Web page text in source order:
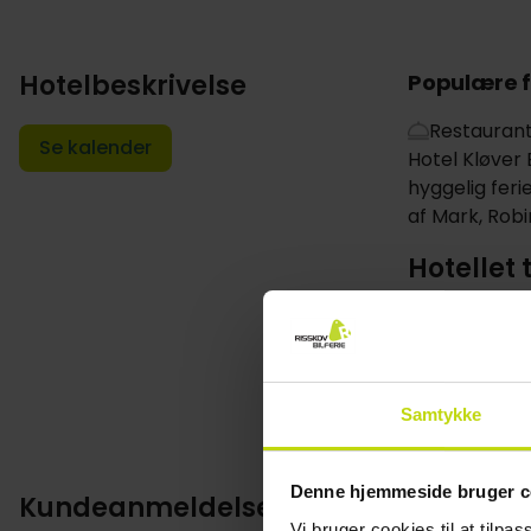
Samtykke
Denne hjemmeside bruger
Hotelbeskrivelse
Se kalender
Populære
Restaurant
Hotel Kløver
hyggelig
af Mark,
Hotellet
Med et
størrelse
hjemme og
Den
adskillige
kort køretur,
og f.eks.
Vis mere
Kundeanmeldelser